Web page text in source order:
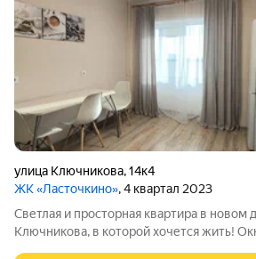
улица Ключникова,14к4
ЖК «Ласточкино», 4 квартал 2023
Светлая и просторная квартира в новом
Ключникова, в которой хочется жить!